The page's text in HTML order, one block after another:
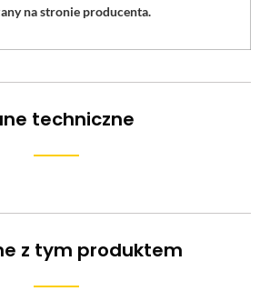
na stronie producenta.
techniczne
z tym produktem